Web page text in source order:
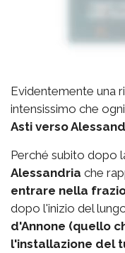
Evidentemente una
intensissimo che
Asti verso
Perché subito dopo
Alessandria che
entrare nella
dopo l'inizio del
d'Annone (quello
l'installazione del